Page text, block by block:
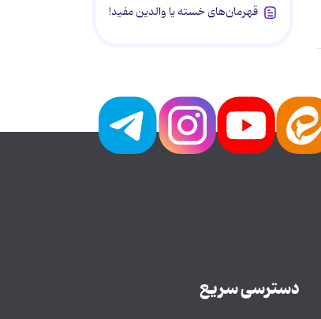
قهرمان‌های خسته یا والدین مفید!
دسترسی سریع